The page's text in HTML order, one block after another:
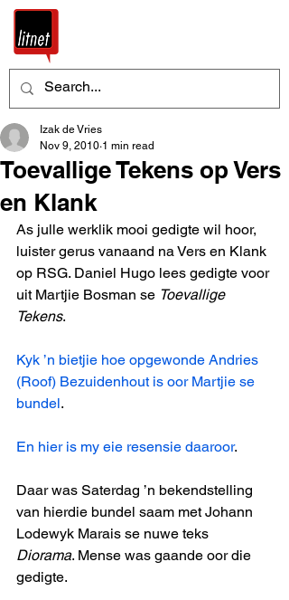
Toevallige Tekens op Vers
en Klank
Izak de Vries
Nov 9, 2010 1 min read
As julle werklik mooi gedigte wil hoor,
luister gerus vanaand na Vers en Klank
op RSG. Daniel Hugo lees gedigte voor
uit Martjie Bosman se Toevallige
Tekens.
Kyk ’n bietjie hoe opgewonde Andries
(Roof) Bezuidenhout is oor Martjie se
bundel.
En hier is my eie resensie daaroor.
Daar was Saterdag ’n bekendstelling
van hierdie bundel saam met Johann
Lodewyk Marais se nuwe teks
Diorama. Mense was gaande oor die
gedigte.